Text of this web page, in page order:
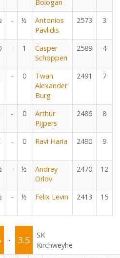
Bologan
- ½
Antonios
Pavlidis
2573 3
- 1
Casper
Schoppen
2589 4
- 0
Twan
Alexander
Burg
2491 7
- 0
Arthur
Pijpers
2486 8
- 0 Ravi Haria 2490 9
- ½
Andrey
Orlov
2470 12
- ½ Felix Levin 2413 15
- 3.5
SK
Kirchweyhe